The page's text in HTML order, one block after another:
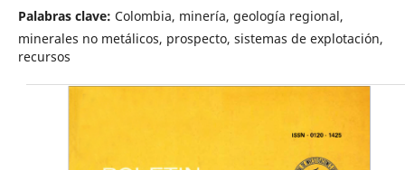
Palabras clave: Colombia, minería, geología regional,
minerales no metálicos, prospecto, sistemas de explotación,
recursos